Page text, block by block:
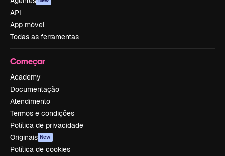
API
App móvel
Todas as ferramentas
Começar
Academy
Documentação
Atendimento
Termos e condições
Política de privacidade
Originais New
Política de cookies